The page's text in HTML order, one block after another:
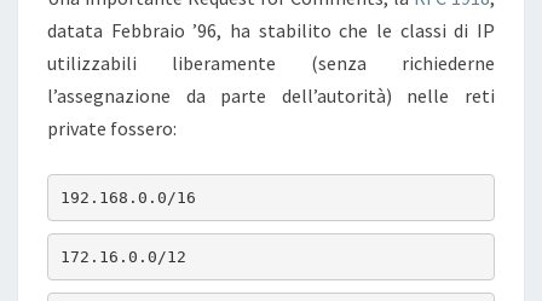
datata Febbraio ’96, ha stabilito che le classi di IP
utilizzabili liberamente (senza richiederne
l’assegnazione da parte dell’autorità) nelle reti
private fossero:
192.168.0.0/16
172.16.0.0/12